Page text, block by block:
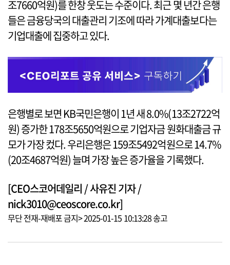
조7660억원)를 한창 웃도는 수준이다. 최근 몇 년간 은행
들은 금융당국의 대출관리 기조에 따라 가계대출보다는
기업대출에 집중하고 있다.
은행별로 보면 KB국민은행이 1년 새 8.0%(13조2722억
원) 증가한 178조5650억원으로 기업자금 원화대출금 규
모가 가장 컸다. 우리은행은 159조5492억원으로 14.7%
(20조4687억원) 늘며 가장 높은 증가율을 기록했다.
[CEO스코어데일리 / 사유진 기자 /
nick3010@ceoscore.co.kr]
무단 전재-재배포 금지> 2025-01-15 10:13:28 송고